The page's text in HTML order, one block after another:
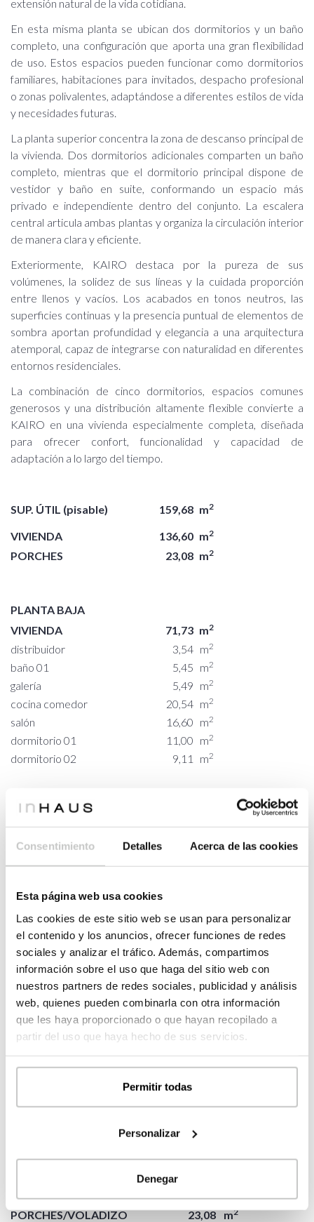
Consentimiento Detalles Acerca de las cookies
Esta página web usa cookies
Las cookies de este sitio web se usan para personalizar
el contenido y los anuncios, ofrecer funciones de redes
sociales y analizar el tráfico. Además, compartimos
información sobre el uso que haga del sitio web con
nuestros partners de redes sociales, publicidad y análisis
web, quienes pueden combinarla con otra información
que les haya proporcionado o que hayan recopilado a
partir del uso que haya hecho de sus servicios.
Permitir todas
Personalizar
Denegar
extensión natural de la vida cotidiana.
En esta misma planta se ubican dos dormitorios y un baño
completo, una configuración que aporta una gran flexibilidad
de uso. Estos espacios pueden funcionar como dormitorios
familiares, habitaciones para invitados, despacho profesional
o zonas polivalentes, adaptándose a diferentes estilos de vida
y necesidades futuras.
La planta superior concentra la zona de descanso principal de
la vivienda. Dos dormitorios adicionales comparten un baño
completo, mientras que el dormitorio principal dispone de
vestidor y baño en suite, conformando un espacio más
privado e independiente dentro del conjunto. La escalera
central articula ambas plantas y organiza la circulación interior
de manera clara y eficiente.
Exteriormente, KAIRO destaca por la pureza de sus
volúmenes, la solidez de sus líneas y la cuidada proporción
entre llenos y vacíos. Los acabados en tonos neutros, las
superficies continuas y la presencia puntual de elementos de
sombra aportan profundidad y elegancia a una arquitectura
atemporal, capaz de integrarse con naturalidad en diferentes
entornos residenciales.
La combinación de cinco dormitorios, espacios comunes
generosos y una distribución altamente flexible convierte a
KAIRO en una vivienda especialmente completa, diseñada
para ofrecer confort, funcionalidad y capacidad de
adaptación a lo largo del tiempo.
SUP. ÚTIL (pisable) 159,68 m2
VIVIENDA 136,60 m2
PORCHES 23,08 m2
PLANTA BAJA
VIVIENDA
71,73 m2
distribuidor 3,54 m2
baño 01 5,45 m2
galería 5,49 m2
cocina comedor 20,54 m2
salón 16,60 m2
dormitorio 01 11,00 m2
dormitorio 02 9,11 m2
porche ingresso
porche 01 4,00 m2
porche 02 7,06 m2
PLANTA PRIMERA
VIVIENDA
64,87 m2
escalera 6,05 m2
distribuidor m 2
11,00 2
dormitorio 04 m
baño 02 5,46 m
dormitorio ppal 12,97 m
baño ppal 5,94 m2
PORCHES 4,12 m
VIVIENDA 181,20 m
PORCHES/VOLADIZO 23,08 m2